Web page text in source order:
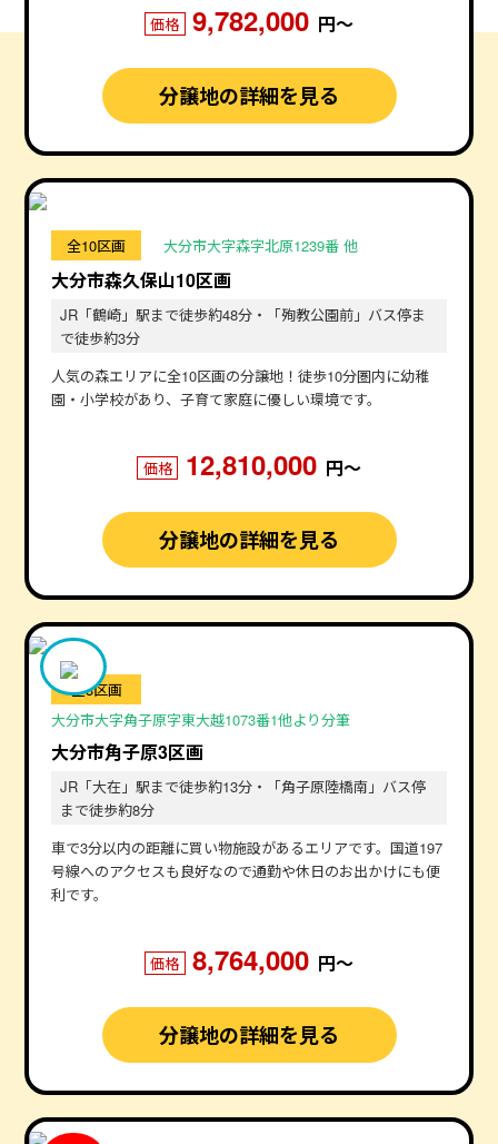
価格 9,782,000 円〜
分譲地の詳細を見る
全10区画 大分市大字森字北原1239番 他
大分市森久保山10区画
JR「鶴崎」駅まで徒歩約48分・「殉教公園前」バス停ま
で徒歩約3分
人気の森エリアに全10区画の分譲地！徒歩10分圏内に幼稚
園・小学校があり、子育て家庭に優しい環境です。
価格 12,810,000 円〜
分譲地の詳細を見る
全3区画
大分市大字角子原字東大越1073番1他より分筆
大分市角子原3区画
JR「大在」駅まで徒歩約13分・「角子原陸橋南」バス停
まで徒歩約8分
車で3分以内の距離に買い物施設があるエリアです。国道197
号線へのアクセスも良好なので通勤や休日のお出かけにも便
利です。
価格 8,764,000 円〜
分譲地の詳細を見る